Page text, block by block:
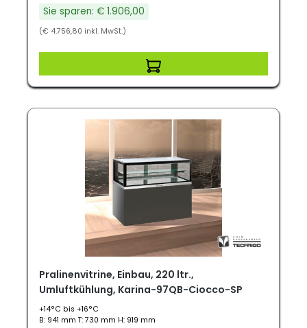
Sie sparen: € 1.906,00
(€ 4.756,80 inkl. MwSt.)
Pralinenvitrine, Einbau, 220 ltr.,
Umluftkühlung, Karina-97QB-Ciocco-SP
+14°C bis +16°C
B: 941 mm T: 730 mm H: 919 mm